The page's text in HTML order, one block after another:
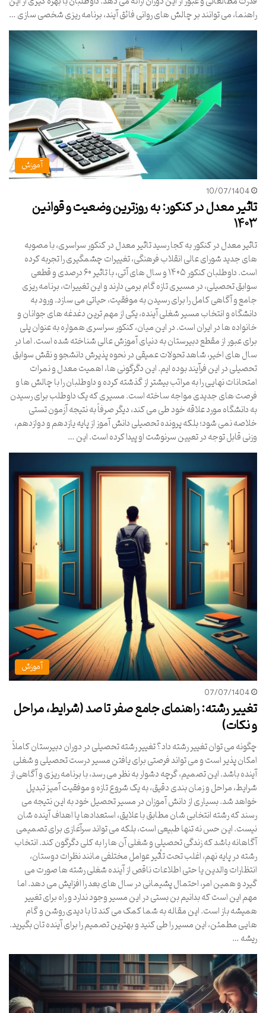
راهنما، می توانند بر چالش های روانی فائق آیند، برنامه ریزی شخصی سازی …
آموزش
10/07/1404
تاثیر معدل در کنکور: به روزترین وضعیت و قوانین
۱۴۰۳
تاثیر معدل در کنکور به کجا رسید تاثیر معدل در کنکور سراسری، با مصوبه
های جدید شورای عالی انقلاب فرهنگی، تغییرات چشمگیری را تجربه کرده
است. داوطلبان کنکور ۱۴۰۵ و سال های آتی، با تاثیر ۶۰ درصدی و قطعی
سوابق تحصیلی، در مسیری تازه گام برمی دارند و این تغییرات، برنامه ریزی
جامع و آگاهی کامل را برای رسیدن به موفقیت، حیاتی می سازد. ورود به
دانشگاه و انتخاب مسیر شغلی آینده، یکی از مهم ترین دغدغه های جوانان و
خانواده ها در ایران است. در این میان، کنکور سراسری همواره به عنوان پلی
برای عبور از مقطع دبیرستان به دنیای آموزش عالی شناخته شده است. اما در
سال های اخیر، شاهد تحولات عمیقی در نحوه پذیرش دانشجو و نقش سوابق
تحصیلی در این فرآیند بوده ایم. این دگرگونی ها، اهمیت معدل و نمرات
امتحانات نهایی را به مراتب بیشتر از گذشته کرده و داوطلبان را با چالش ها و
فرصت های جدیدی مواجه ساخته است. مسیری که یک داوطلب برای رسیدن
به دانشگاه مورد علاقه خود طی می کند، دیگر صرفاً به نتیجه آزمون تستی
خلاصه نمی شود؛ بلکه پرونده تحصیلی دانش آموز از پایه یازدهم و دوازدهم،
وزنی قابل توجه در تعیین سرنوشت او پیدا کرده است. این …
آموزش
07/07/1404
تغییر رشته: راهنمای جامع صفر تا صد (شرایط، مراحل
و نکات)
چگونه می توان تغییر رشته داد؟ تغییر رشته تحصیلی در دوران دبیرستان کاملاً
امکان پذیر است و می تواند فرصتی برای یافتن مسیر درست تحصیلی و شغلی
آینده باشد. این تصمیم، گرچه دشوار به نظر می رسد، با برنامه ریزی و آگاهی از
شرایط، مراحل و زمان بندی دقیق، به یک شروع تازه و موفقیت آمیز تبدیل
خواهد شد. بسیاری از دانش آموزان در مسیر تحصیل خود به این نتیجه می
رسند که رشته انتخابی شان مطابق با علایق، استعدادها یا اهداف آینده شان
نیست. این حس نه تنها طبیعی است، بلکه می تواند سرآغازی برای تصمیمی
آگاهانه باشد که زندگی تحصیلی و شغلی آن ها را به کلی دگرگون کند. انتخاب
رشته در پایه نهم، اغلب تحت تأثیر عوامل مختلفی مانند نظرات دوستان،
انتظارات والدین یا حتی اطلاعات ناقص از آینده شغلی رشته ها صورت می
گیرد و همین امر، احتمال پشیمانی در سال های بعد را افزایش می دهد. اما
مهم این است که بدانیم بن بستی در این مسیر وجود ندارد و راه برای تغییر
همیشه باز است. این مقاله به شما کمک می کند تا با دیدی روشن و گام
هایی مطمئن، این مسیر را طی کنید و بهترین تصمیم را برای آینده تان بگیرید.
ریشه …